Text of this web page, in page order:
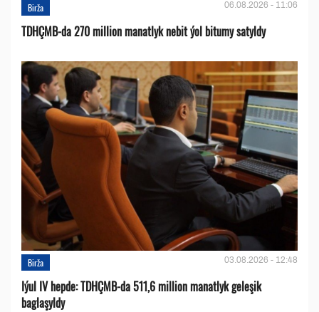
Birža 06.08.2026 - 11:06
TDHÇMB-da 270 million manatlyk nebit ýol bitumy satyldy
Birža 03.08.2026 - 12:48
Iýul IV hepde: TDHÇMB-da 511,6 million manatlyk geleşik
baglaşyldy